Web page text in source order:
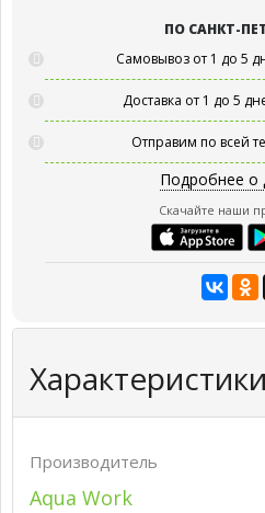
ПО САНКТ-
Самовывоз от 1 до 5
Доставка от 1 до 5
Отправим по всей
Подробнее о
Скачайте наши
Характеристики
Производитель
Aqua Work